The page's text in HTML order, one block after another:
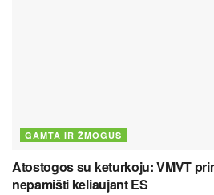
GAMTA IR ŽMOGUS
Atostogos su keturkoju: VMVT
nepamišti keliaujant ES